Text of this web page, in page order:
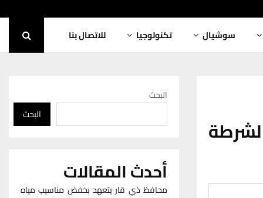
سوشيال تكنولوجيا للاتصال بنا
البحث
البحث
أحدث المقالات
محافظ ذي قار يتعهد بخفض مناسيب مياه